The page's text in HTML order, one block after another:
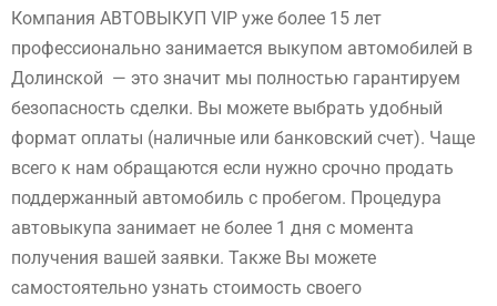
Компания АВТОВЫКУП VIP уже более 15 лет
профессионально занимается выкупом автомобилей в
Долинской — это значит мы полностью гарантируем
безопасность сделки. Вы можете выбрать удобный
формат оплаты (наличные или банковский счет). Чаще
всего к нам обращаются если нужно срочно продать
поддержанный автомобиль с пробегом. Процедура
автовыкупа занимает не более 1 дня с момента
получения вашей заявки. Также Вы можете
самостоятельно узнать стоимость своего